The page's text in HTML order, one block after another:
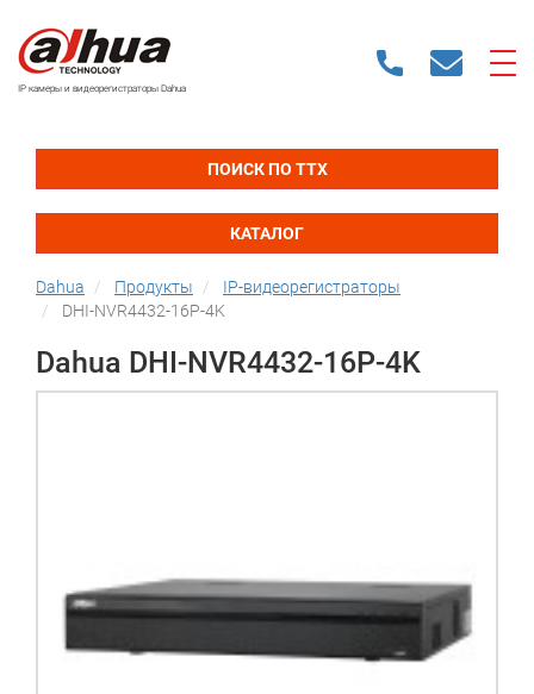
IP камеры и видеорегистраторы Dahua
ПОИСК ПО ТТХ
КАТАЛОГ
Dahua Продукты
IP-видеорегистраторы
DHI-NVR4432-16P-4K
Dahua DHI-NVR4432-16P-4K